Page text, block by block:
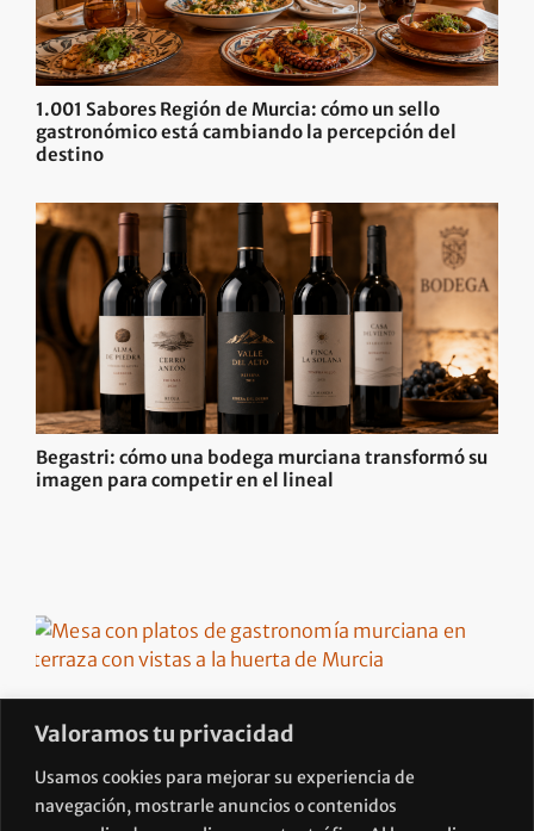
Valoramos tu privacidad
Usamos cookies para mejorar su experiencia de
navegación, mostrarle anuncios o contenidos
1.001 Sabores Región de Murcia: cómo un sello
gastronómico está cambiando la percepción del
destino
Begastri: cómo una bodega murciana transformó su
imagen para competir en el lineal
Turismo gastronómico en Murcia: 700 millones de
razones para tomárselo en serio